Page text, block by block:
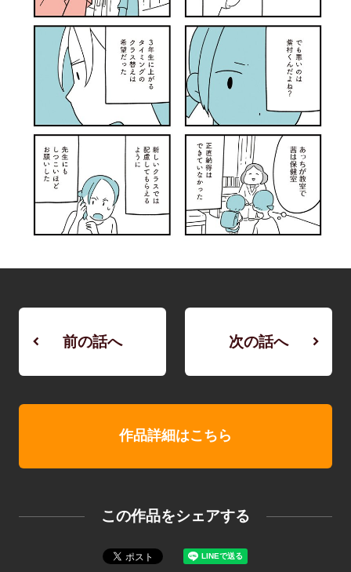
前の話へ 次の話へ
作品詳細はこちら
この作品をシェアする